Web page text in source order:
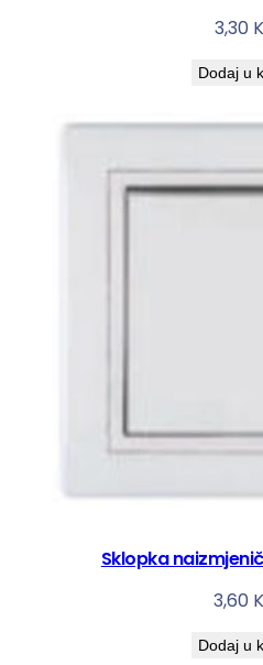
3,30
Dodaj u
Sklopka
3,60
Dodaj u